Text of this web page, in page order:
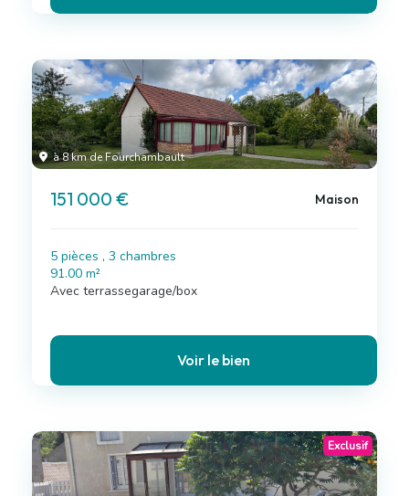
à 8 km de Fourchambault
151 000 € Maison
5 pièces , 3 chambres
91.00 m²
Avec terrassegarage/box
Voir le bien
Exclusif